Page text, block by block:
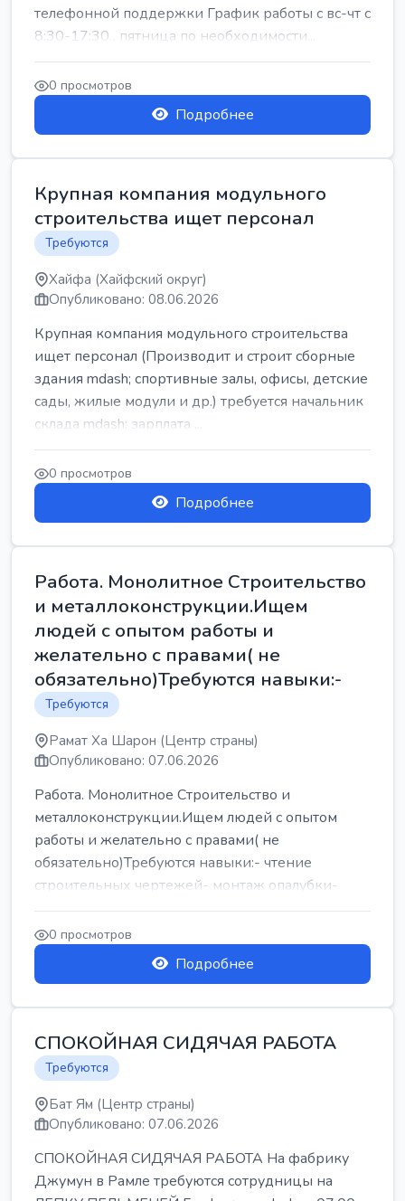
телефонной поддержки График работы с вс-чт с
8:30-17:30 , пятница по необходимости...
0 просмотров
Подробнее
Крупная компания модульного
строительства ищет персонал
Требуются
Хайфа (Хайфский округ)
Опубликовано: 08.06.2026
Крупная компания модульного строительства
ищет персонал (Производит и строит сборные
здания mdash; спортивные залы, офисы, детские
сады, жилые модули и др.) требуется начальник
склада mdash; зарплата ...
0 просмотров
Подробнее
Работа. Монолитное Строительство
и металлоконструкции.Ищем
людей с опытом работы и
желательно с правами( не
обязательно)Требуются навыки:-
Требуются
Рамат Ха Шарон (Центр страны)
Опубликовано: 07.06.2026
Работа. Монолитное Строительство и
металлоконструкции.Ищем людей с опытом
работы и желательно с правами( не
обязательно)Требуются навыки:- чтение
строительных чертежей- монтаж опалубки-
армокаркасыОпл...
0 просмотров
Подробнее
СПОКОЙНАЯ СИДЯЧАЯ РАБОТА
Требуются
Бат Ям (Центр страны)
Опубликовано: 07.06.2026
СПОКОЙНАЯ СИДЯЧАЯ РАБОТА На фабрику
Джумун в Рамле требуются сотрудницы на